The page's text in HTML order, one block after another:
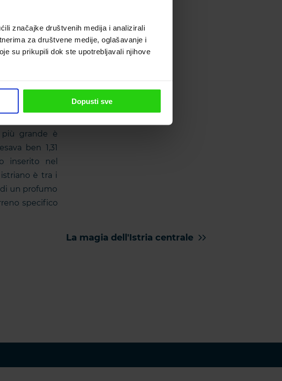
značajke društvenih medija i analizirali
za društvene medije, oglašavanje i
su prikupili dok ste upotrebljavali njihove
Dopusti sve
di Motovun,
intenditori
con i loro
sorgere del
i loro amici
più grande è
ben 1,31
inserito nel
è tra i
un profumo
specifico
La magia dell'Istria centrale